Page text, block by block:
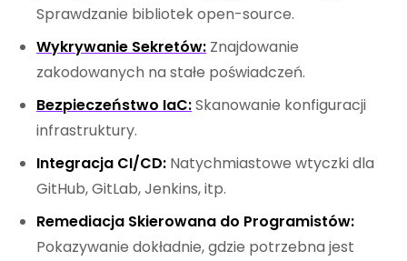
Sprawdzanie bibliotek open-source.
Wykrywanie Sekretów: Znajdowanie
zakodowanych na stałe poświadczeń.
Bezpieczeństwo IaC:Skanowanie konfiguracji
infrastruktury.
Integracja CI/CD: Natychmiastowe wtyczki dla
GitHub, GitLab, Jenkins, itp.
Remediacja Skierowana do Programistów:
Pokazywanie dokładnie, gdzie potrzebna jest